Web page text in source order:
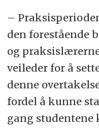
–
den forestående
og
veileder for å
denne
fordel å kunne
gang